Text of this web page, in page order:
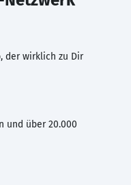
der wirklich zu Dir
und über 20.000